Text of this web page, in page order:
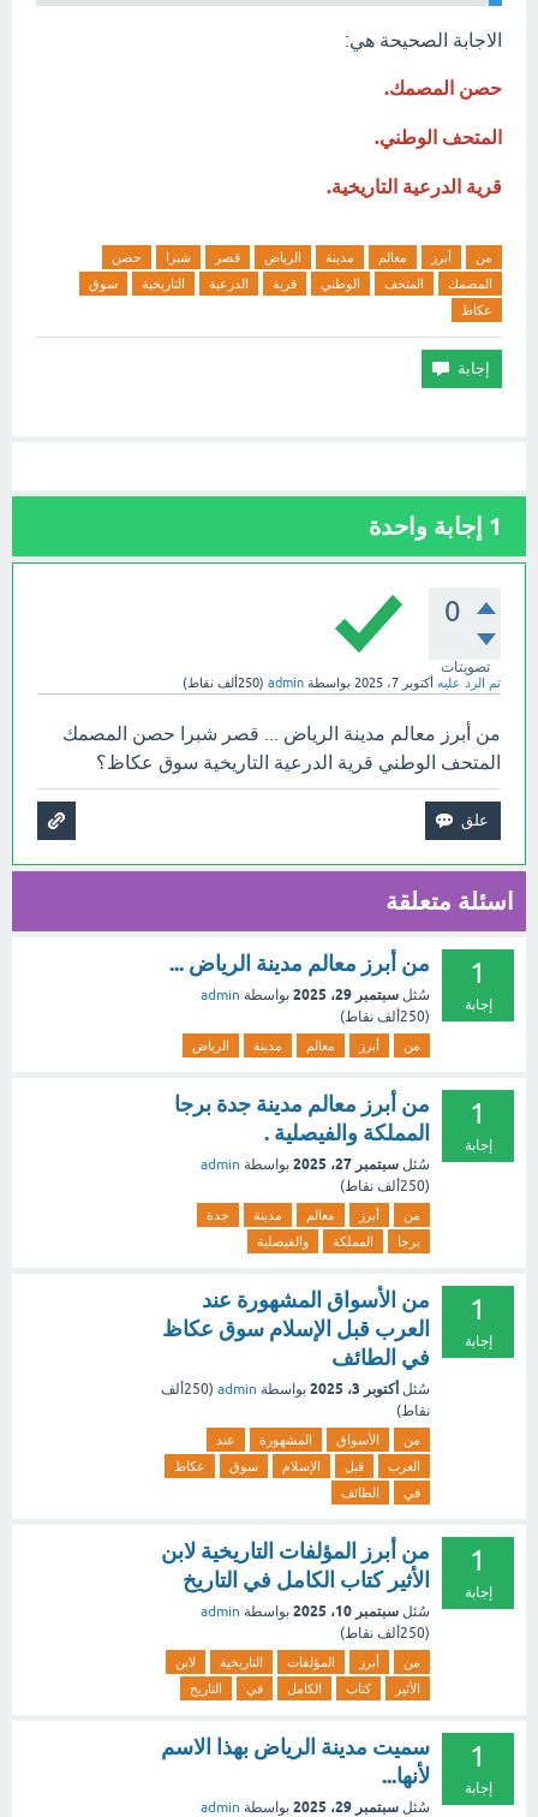
الاجابة الصحيحة هي:
حصن المصمك.
المتحف الوطني.
قرية الدرعية التاريخية.
من أبرز معالم مدينة الرياض قصر شبرا
حصن
المصمك
المتحف الوطني قرية الدرعية التاريخية
سوق
عكاظ
1 إجابة واحدة
0
تصويتات
تم الرد عليه أكتوبر 7، 2025 بواسطة admin
(250ألف نقاط)
من أبرز معالم مدينة الرياض ... قصر شبرا حصن المصمك
المتحف الوطني قرية الدرعية التاريخية سوق عكاظ؟
اسئلة متعلقة
1
إجابة
من أبرز معالم مدينة الرياض ...
سُئل سبتمبر 29، 2025 بواسطة admin
(250ألف نقاط)
من أبرز معالم مدينة الرياض
1
إجابة
من أبرز معالم مدينة جدة برجا
المملكة والفيصلية .
سُئل سبتمبر 27، 2025 بواسطة admin
(250ألف نقاط)
من أبرز معالم مدينة
جدة
برجا
المملكة والفيصلية
1
إجابة
من الأسواق المشهورة عند
العرب قبل الإسلام سوق عكاظ
في الطائف
سُئل أكتوبر 3، 2025 بواسطة admin
(250ألف
نقاط)
من الأسواق المشهورة
عند
العرب
قبل الإسلام سوق
عكاظ
في
الطائف
1
إجابة
من أبرز المؤلفات التاريخية لابن
الأثير كتاب الكامل في التاريخ
سُئل سبتمبر 10، 2025 بواسطة admin
(250ألف نقاط)
من أبرز المؤلفات التاريخية
لابن
الأثير
كتاب الكامل في التاريخ
1
إجابة
سميت مدينة الرياض بهذا الاسم
لأنها...
سُئل سبتمبر 29، 2025 بواسطة admin